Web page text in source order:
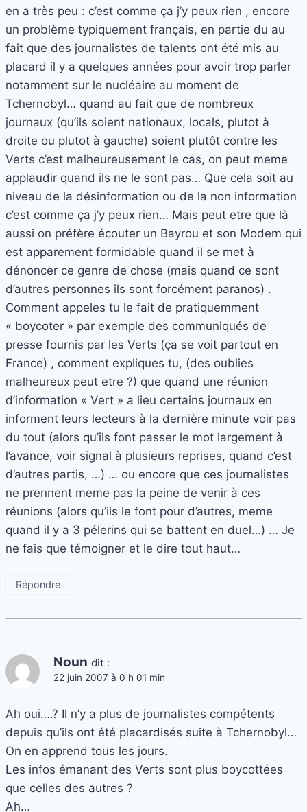
en a très peu : c’est comme ça j’y peux rien , encore
un problème typiquement français, en partie du au
fait que des journalistes de talents ont été mis au
placard il y a quelques années pour avoir trop parler
notamment sur le nucléaire au moment de
Tchernobyl… quand au fait que de nombreux
journaux (qu’ils soient nationaux, locals, plutot à
droite ou plutot à gauche) soient plutôt contre les
Verts c’est malheureusement le cas, on peut meme
applaudir quand ils ne le sont pas… Que cela soit au
niveau de la désinformation ou de la non information
c’est comme ça j’y peux rien… Mais peut etre que là
aussi on préfère écouter un Bayrou et son Modem qui
est apparement formidable quand il se met à
dénoncer ce genre de chose (mais quand ce sont
d’autres personnes ils sont forcément paranos) .
Comment appeles tu le fait de pratiquemment
« boycoter » par exemple des communiqués de
presse fournis par les Verts (ça se voit partout en
France) , comment expliques tu, (des oublies
malheureux peut etre ?) que quand une réunion
d’information « Vert » a lieu certains journaux en
informent leurs lecteurs à la dernière minute voir pas
du tout (alors qu’ils font passer le mot largement à
l’avance, voir signal à plusieurs reprises, quand c’est
d’autres partis, …) … ou encore que ces journalistes
ne prennent meme pas la peine de venir à ces
réunions (alors qu’ils le font pour d’autres, meme
quand il y a 3 pélerins qui se battent en duel…) … Je
ne fais que témoigner et le dire tout haut…
Répondre
Noun dit :
22 juin 2007 à 0 h 01 min
Ah oui….? Il n’y a plus de journalistes compétents
depuis qu’ils ont été placardisés suite à Tchernobyl…
On en apprend tous les jours.
Les infos émanant des Verts sont plus boycottées
que celles des autres ?
Ah…